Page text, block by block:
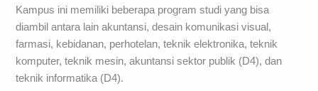
Kampus ini memiliki beberapa program studi yang bisa
diambil antara lain akuntansi, desain komunikasi visual,
farmasi, kebidanan, perhotelan, teknik elektronika, teknik
komputer, teknik mesin, akuntansi sektor publik (D4), dan
teknik informatika (D4).